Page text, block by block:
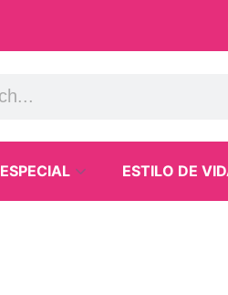
ESPECIAL ESTILO DE